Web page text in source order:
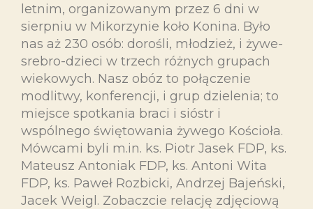
letnim, organizowanym przez 6 dni w
sierpniu w Mikorzynie koło Konina. Było
nas aż 230 osób: dorośli, młodzież, i żywe-
srebro-dzieci w trzech różnych grupach
wiekowych. Nasz obóz to połączenie
modlitwy, konferencji, i grup dzielenia; to
miejsce spotkania braci i sióstr i
wspólnego świętowania żywego Kościoła.
Mówcami byli m.in. ks. Piotr Jasek FDP, ks.
Mateusz Antoniak FDP, ks. Antoni Wita
FDP, ks. Paweł Rozbicki, Andrzej Bajeński,
Jacek Weigl. Zobaczcie relację zdjęciową